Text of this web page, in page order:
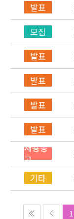
발표
모집
발표
발표
발표
발표
채용공
고
기타
1